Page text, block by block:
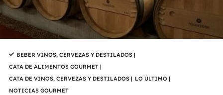
BEBER VINOS, CERVEZAS Y DESTILADOS|
CATA DE ALIMENTOS GOURMET|
CATA DE VINOS, CERVEZAS Y DESTILADOS| LO ÚLTIMO|
NOTICIAS GOURMET